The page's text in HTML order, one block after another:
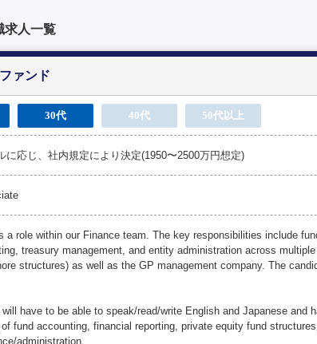
求人一覧
ァンド
30代 40代 50代以上
に応じ、社内規定により決定(1950〜2500万円想定)
a role within our Finance team. The key responsibilities include
treasury management, and entity administration across
structures) as well as the GP management company. The
have to be able to speak/read/write English and Japanese and
fund accounting, financial reporting, private equity fund
administration.